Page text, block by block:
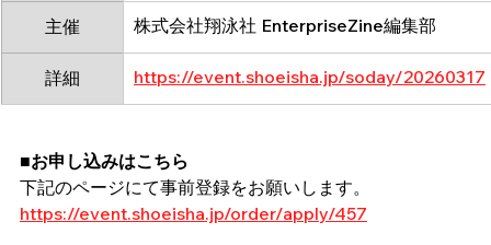
主催 株式会社翔泳社 EnterpriseZine編集部
詳細 https://event.shoeisha.jp/soday/20260317
■お申し込みはこちら
下記のページにて事前登録をお願いします。
https://event.shoeisha.jp/order/apply/457